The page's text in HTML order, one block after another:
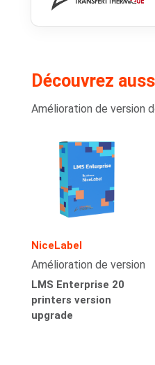
Découvrez
Amélioration de version
NiceLabel
Amélioration de version
LMS Enterprise 20
printers version
upgrade